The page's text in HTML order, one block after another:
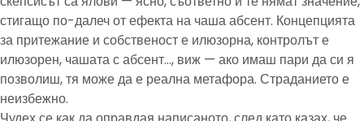
стигащо по-далеч от ефекта на чаша абсент. Концепцията
за притежание и собственост е илюзорна, контролът е
илюзорен, чашата с абсент…, виж — ако имаш пари да си я
позволиш, тя може да е реална метафора. Страданието е
неизбежно.